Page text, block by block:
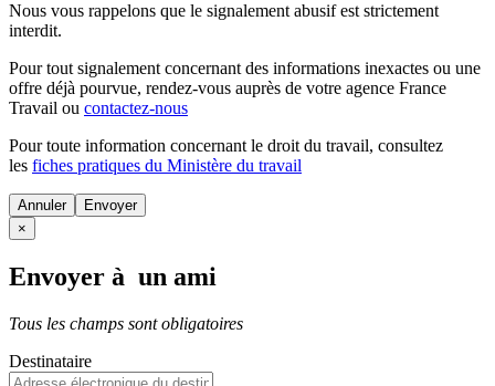
Nous vous rappelons que le signalement abusif est strictement
interdit.
Pour tout signalement concernant des informations inexactes ou une
offre déjà pourvue, rendez-vous auprès de votre agence France
Travail ou contactez-nous
Pour toute information concernant le droit du travail, consultez
les fiches pratiques du Ministère du travail
Annuler
×
Envoyer à un ami
Tous les champs sont obligatoires
Destinataire